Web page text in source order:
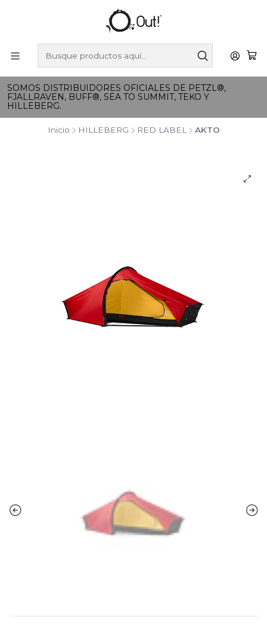
SOMOS DISTRIBUIDORES OFICIALES DE PETZL®,
FJALLRAVEN, BUFF®, SEA TO SUMMIT, TEKO Y
HILLEBERG.
Inicio HILLEBERG RED LABEL AKTO